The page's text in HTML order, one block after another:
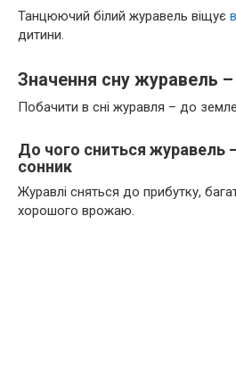
Танцюючий білий журавель віщує
дитини.
Значення сну журавель
Побачити в сні журавля – до
До чого сниться журавель
сонник
Журавлі сняться до прибутку,
хорошого врожаю.